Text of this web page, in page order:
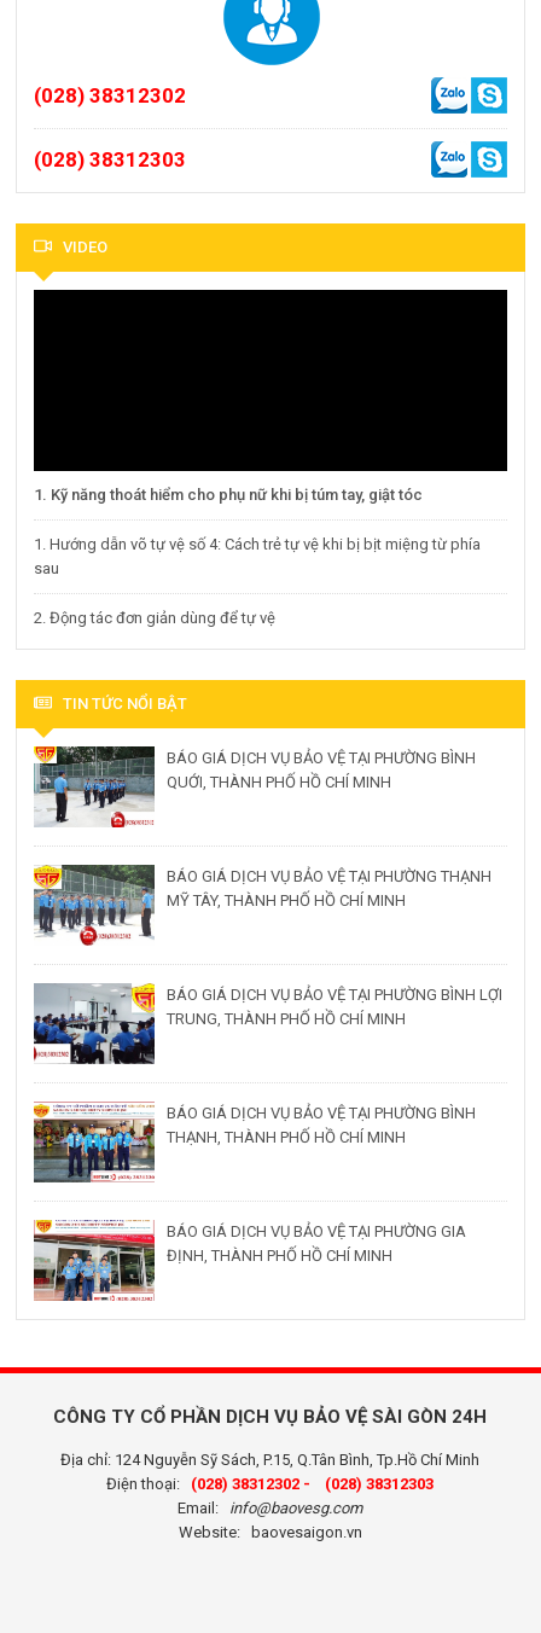
(028) 38312302
(028) 38312303
VIDEO
1. Kỹ năng thoát hiểm cho phụ nữ khi bị túm tay, giật tóc
1. Hướng dẫn võ tự vệ số 4: Cách trẻ tự vệ khi bị bịt miệng từ phía
sau
2. Động tác đơn giản dùng để tự vệ
TIN TỨC NỔI BẬT
BÁO GIÁ DỊCH VỤ BẢO VỆ TẠI PHƯỜNG BÌNH
QUỚI, THÀNH PHỐ HỒ CHÍ MINH
BÁO GIÁ DỊCH VỤ BẢO VỆ TẠI PHƯỜNG THẠNH
MỸ TÂY, THÀNH PHỐ HỒ CHÍ MINH
BÁO GIÁ DỊCH VỤ BẢO VỆ TẠI PHƯỜNG BÌNH LỢI
TRUNG, THÀNH PHỐ HỒ CHÍ MINH
BÁO GIÁ DỊCH VỤ BẢO VỆ TẠI PHƯỜNG BÌNH
THẠNH, THÀNH PHỐ HỒ CHÍ MINH
BÁO GIÁ DỊCH VỤ BẢO VỆ TẠI PHƯỜNG GIA
ĐỊNH, THÀNH PHỐ HỒ CHÍ MINH
CÔNG TY CỔ PHẦN DỊCH VỤ BẢO VỆ SÀI GÒN 24H
Địa chỉ: 124 Nguyễn Sỹ Sách, P.15, Q.Tân Bình, Tp.Hồ Chí Minh
Điện thoại: (028) 38312302 -
(028) 38312303
Email: info@baovesg.com
Website:
baovesaigon.vn